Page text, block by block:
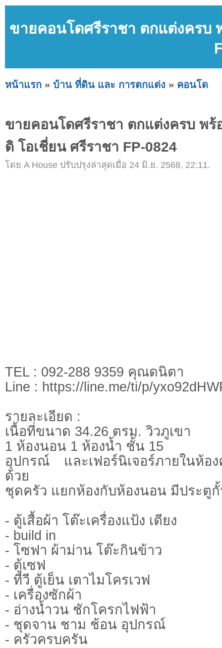
ขายคอนโดศรีราชา ตกแต่งครบ
หน้าแรก » บ้าน ที่ดิน และ การตกแต่ง » คอนโด
ขายคอนโดศรีราชา ตกแต่งครบ พร้
ดิ โอเชี่ยน ศรีราชา FP-0824
โดย A House ปรับปรุงล่าสุดเมื่อ 24 มิ.ย. 2568, 22:11.
TEL : 092-288 9359 คุณดนิตา
Line : https://line.me/ti/p/
รายละเอียด :
เนื้อที่ขนาด 34.26 ตรม. วิวภูเขา
1 ห้องนอน 1 ห้องน้ำ ชั้น 15
อุปกรณ์ และเฟอร์นิเจอร์ภายในห้อ
ด้วย
ชุดครัว แยกห้องกับห้องนอน มีประตู
- ตู้เสื้อผ้า โต๊ะเครื่องแป้ง เตียง
- build in
- โซฟา ผ้าม่าน โต๊ะกินข้าว
- ตู้เซฟ
- ทีวี ตู้เย็น เตาไมโครเวฟ
- เครื่องซักผ้า
- อ่างน้ำวน ชักโครกไฟฟ้า
- ชุดจาน ชาม ช้อน อุปกรณ์
- ครัวครบครัน